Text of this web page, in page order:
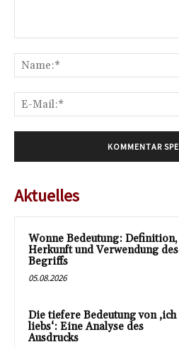
Aktuelles
Wonne Bedeutung: Definition,
Herkunft und Verwendung des
Begriffs
05.08.2026
Die tiefere Bedeutung von ‚ich
liebs‘: Eine Analyse des
Ausdrucks